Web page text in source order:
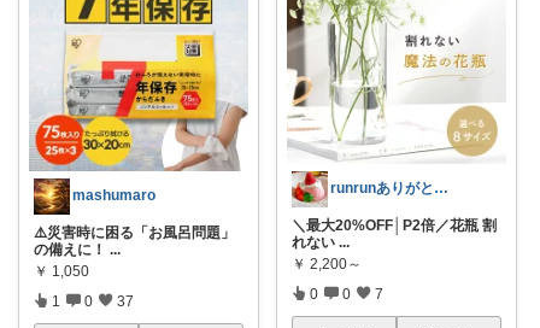
mashumaro
⚠️災害時に困る「お風呂問題」
の備えに！ ...
￥ 1,050
1 0 37
runrunありがとう( ◠‿◠ )
＼最大20%OFF│P2倍／花瓶 割
れない ...
￥ 2,200～
0 0 7